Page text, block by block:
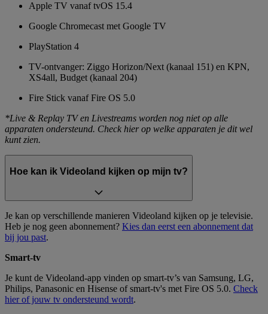
Apple TV vanaf tvOS 15.4
Google Chromecast met Google TV
PlayStation 4
TV-ontvanger: Ziggo Horizon/Next (kanaal 151) en KPN,
XS4all, Budget (kanaal 204)
Fire Stick vanaf Fire OS 5.0
*Live & Replay TV en Livestreams worden nog niet op alle
apparaten ondersteund. Check hier op welke apparaten je dit wel
kunt zien.
Hoe kan ik Videoland kijken op mijn tv?
Je kan op verschillende manieren Videoland kijken op je televisie.
Heb je nog geen abonnement? Kies dan eerst een abonnement dat
bij jou past.
Smart-tv
Je kunt de Videoland-app vinden op smart-tv’s van Samsung, LG,
Philips, Panasonic en Hisense of smart-tv's met Fire OS 5.0. Check
hier of jouw tv ondersteund wordt.